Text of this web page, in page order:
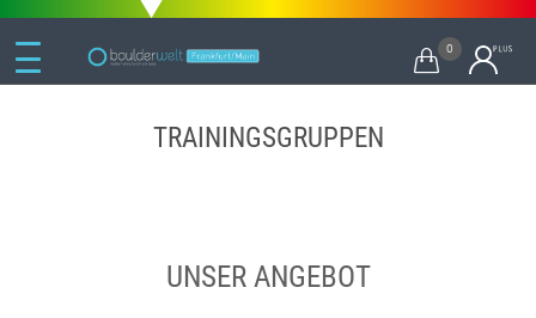
 0
TRAININGSGRUPPEN
UNSER ANGEBOT